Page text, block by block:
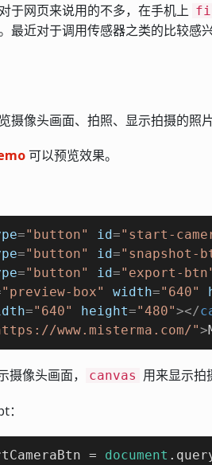
于网页来说用的不多，在手机上
最近对于调用传感器之类的比较感
摄像头画面、拍照、显示拍摄的照
可以预览效果。
="button" id="start-
="button" id="snapshot-
="button" id="export-
"preview-box" width="640"
="640" height="480"></
www.misterma.com/">
摄像头画面， canvas 用来显示拍
= document